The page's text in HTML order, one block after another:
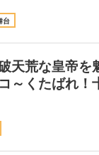
台
天荒な皇帝
～くたばれ